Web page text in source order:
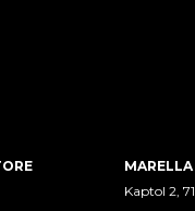
MARELLA
Kaptol 2,